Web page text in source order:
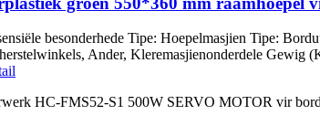
besonderhede Tipe: Hoepelmasjien Tipe:
Ander, Kleremasjienonderdele Gewig